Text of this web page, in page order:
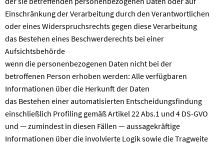
Einschränkung der Verarbeitung durch den Verantwortlichen
oder eines Widerspruchsrechts gegen diese Verarbeitung
das Bestehen eines Beschwerderechts bei einer
Aufsichtsbehörde
wenn die personenbezogenen Daten nicht bei der
betroffenen Person erhoben werden: Alle verfügbaren
Informationen über die Herkunft der Daten
das Bestehen einer automatisierten Entscheidungsfindung
einschließlich Profiling gemäß Artikel 22 Abs.1 und 4 DS-GVO
und — zumindest in diesen Fällen — aussagekräftige
Informationen über die involvierte Logik sowie die Tragweite